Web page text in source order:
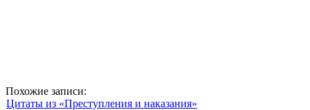
Похожие записи:
Цитаты из «Преступления и наказания»